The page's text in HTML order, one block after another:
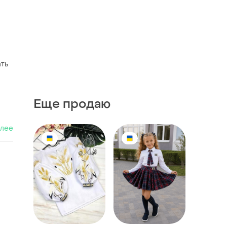
Еще продаю